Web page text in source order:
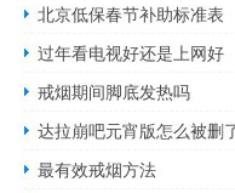
北京低保春节补助标准表
过年看电视好还是上网好
戒烟期间脚底发热吗
达拉崩吧元宵版怎么被删
最有效戒烟方法